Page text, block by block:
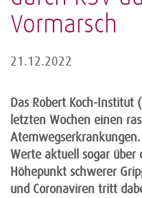
Vormarsch
21.12.2022
Das Robert Koch-Institut
letzten Wochen einen
Werte aktuell sogar über
Höhepunkt schwerer
und Coronaviren tritt